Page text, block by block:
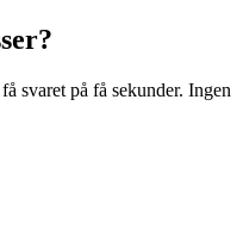
svaret på få sekunder. Ingen